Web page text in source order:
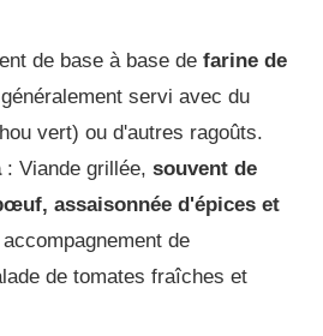
de base à base de farine de
généralement servi avec du
vert) ou d'autres ragoûts.
: Viande grillée, souvent de
assaisonnée d'épices et
de
de tomates fraîches et